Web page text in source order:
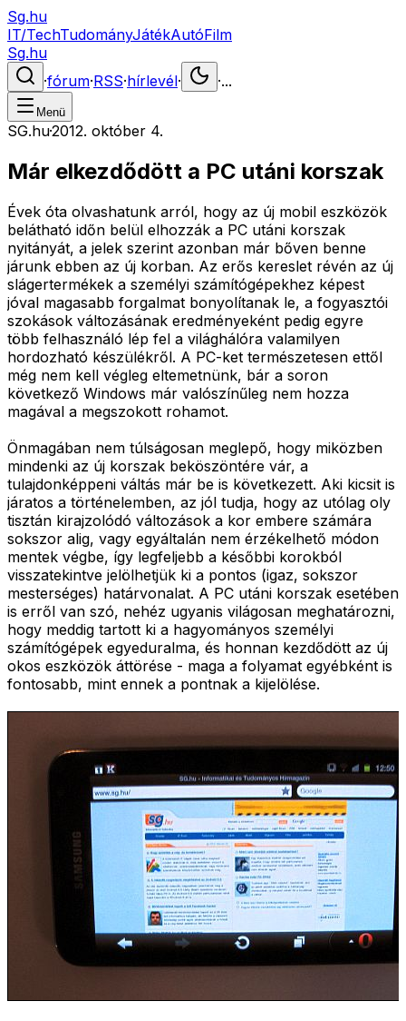
Sg.hu
IT/TechTudományJátékAutóFilm
Sg.hu
·fórum·RSS·hírlevél· ·...
Menü
SG.hu·2012. október 4.
Már elkezdődött a PC utáni korszak
Évek óta olvashatunk arról, hogy az új mobil eszközök
belátható időn belül elhozzák a PC utáni korszak
nyitányát, a jelek szerint azonban már bőven benne
járunk ebben az új korban. Az erős kereslet révén az új
slágertermékek a személyi számítógépekhez képest
jóval magasabb forgalmat bonyolítanak le, a fogyasztói
szokások változásának eredményeként pedig egyre
több felhasználó lép fel a világhálóra valamilyen
hordozható készülékről. A PC-ket természetesen ettől
még nem kell végleg eltemetnünk, bár a soron
következő Windows már valószínűleg nem hozza
magával a megszokott rohamot.
Önmagában nem túlságosan meglepő, hogy miközben
mindenki az új korszak beköszöntére vár, a
tulajdonképpeni váltás már be is következett. Aki kicsit is
járatos a történelemben, az jól tudja, hogy az utólag oly
tisztán kirajzolódó változások a kor embere számára
sokszor alig, vagy egyáltalán nem érzékelhető módon
mentek végbe, így legfeljebb a későbbi korokból
visszatekintve jelölhetjük ki a pontos (igaz, sokszor
mesterséges) határvonalat. A PC utáni korszak esetében
is erről van szó, nehéz ugyanis világosan meghatározni,
hogy meddig tartott ki a hagyományos személyi
számítógépek egyeduralma, és honnan kezdődött az új
okos eszközök áttörése - maga a folyamat egyébként is
fontosabb, mint ennek a pontnak a kijelölése.